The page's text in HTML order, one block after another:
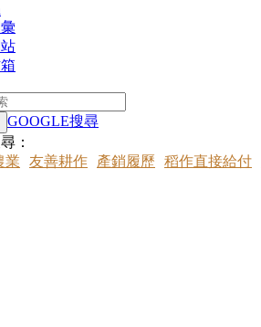
GOOGLE搜尋
：
業
友善耕作 產銷履歷 稻作直接給付